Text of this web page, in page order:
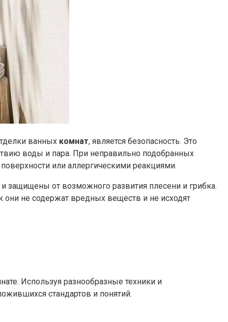
ванных комнат, является безопасность. Это
воды и пара. При неправильно подобранных
или аллергическими реакциями.
защищены от возможного развития плесени и грибка.
они не содержат вредных веществ и не исходят
Используя разнообразные техники и
стандартов и понятий.